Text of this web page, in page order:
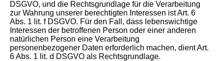
DSGVO, und die Rechtsgrundlage für die Verarbeitung
zur Wahrung unserer berechtigten Interessen ist Art. 6
Abs. 1 lit. f DSGVO. Für den Fall, dass lebenswichtige
Interessen der betroffenen Person oder einer anderen
natürlichen Person eine Verarbeitung
personenbezogener Daten erforderlich machen, dient Art.
6 Abs. 1 lit. d DSGVO als Rechtsgrundlage.